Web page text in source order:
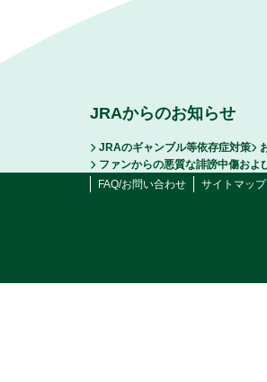
JRAからのお知らせ
JRAのギャンブル等依存症対策
ファンからの悪質な誹謗中傷およ
FAQ/お問い合わせ
サイトマップ